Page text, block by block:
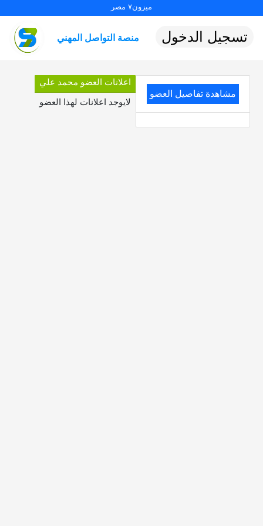
ميزون٧ مصر
منصة التواصل المهني تسجيل الدخول
مشاهدة تفاصيل العضو
اعلانات العضو محمد علي
لايوجد اعلانات لهذا العضو